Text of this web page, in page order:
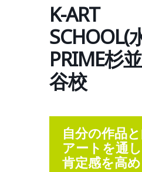
K-ART
SCHOOL(
PRIME杉
谷校
自分の作品
アートを通
肯定感を高